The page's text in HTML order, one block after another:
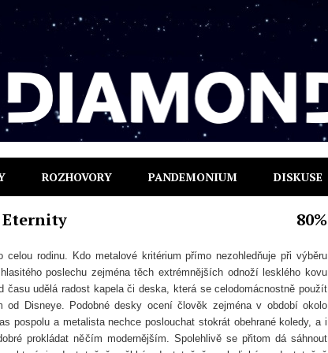
ROZHOVORY PANDEMONIUM DISKUSE
Eternity 80%
celou rodinu. Kdo metalové kritérium přímo nezohledňuje při výběru
poslechu zejména těch extrémnějších odnoží lesklého kovu
času udělá radost kapela či deska, která se celodomácnostně použít
od Disneye. Podobné desky ocení člověk zejména v období okolo
pospolu a metalista nechce poslouchat stokrát obehrané koledy, a i
prokládat něčím modernějším. Spolehlivě se přitom dá sáhnout